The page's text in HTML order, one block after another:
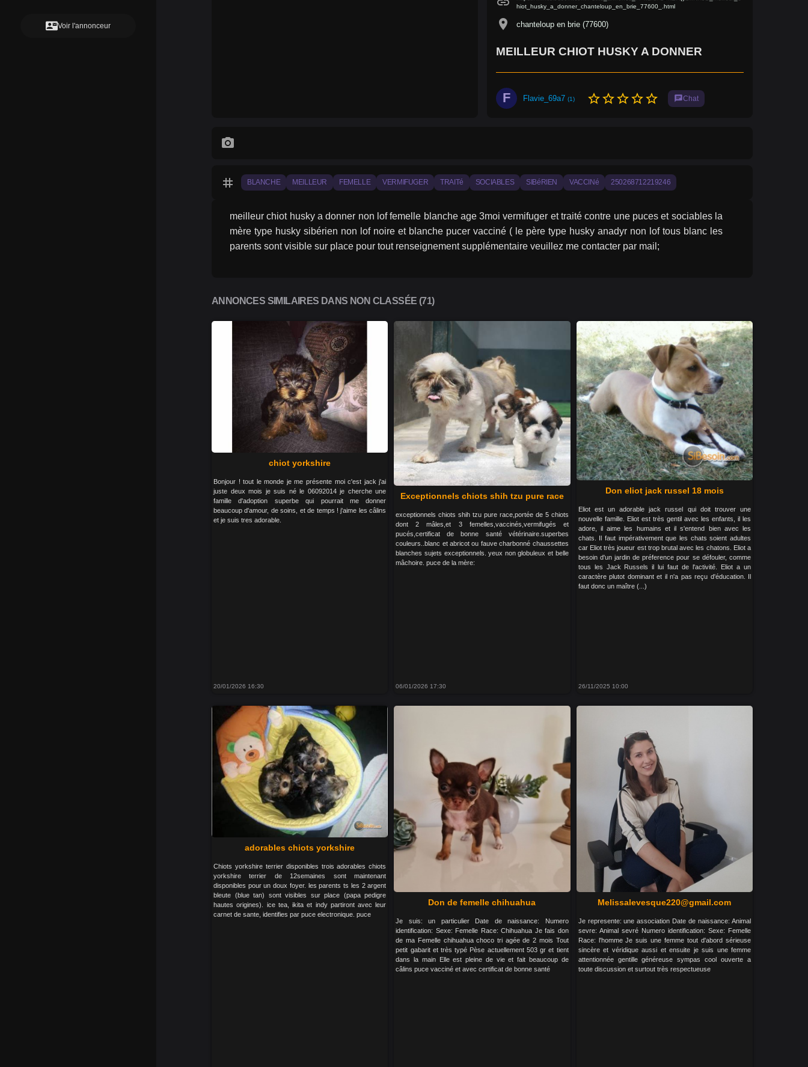
contact_mailVoir l'annonceur
hiot_husky_a_donner_chanteloup_en_brie_77600_.html
location_on chanteloup en brie (77600)
MEILLEUR CHIOT HUSKY A DONNER
F Flavie_69a7 (1) star_borderstar_borderstar_borderstar_borderstar_border chatChat
photo_camera
tag BLANCHE MEILLEUR FEMELLE VERMIFUGER TRAITé SOCIABLES SIBéRIEN VACCINé 250268712219246
meilleur chiot husky a donner non lof femelle blanche age 3moi vermifuger et traité contre une puces et sociables la
mère type husky sibérien non lof noire et blanche pucer vacciné ( le père type husky anadyr non lof tous blanc les
parents sont visible sur place pour tout renseignement supplémentaire veuillez me contacter par mail;
ANNONCES SIMILAIRES DANS NON CLASSÉE (71)
chiot yorkshire
Bonjour ! tout le monde je me présente moi c'est jack j'ai
juste deux mois je suis né le 06092014 je cherche une
famille d'adoption superbe qui pourrait me donner
beaucoup d'amour, de soins, et de temps ! j'aime les câlins
et je suis tres adorable.
20/01/2026 16:30
Exceptionnels chiots shih tzu pure race
exceptionnels chiots shih tzu pure race,portée de 5 chiots
dont 2 mâles,et 3 femelles,vaccinés,vermifugés et
pucés,certificat de bonne santé vétérinaire.superbes
couleurs..blanc et abricot ou fauve charbonné chaussettes
blanches sujets exceptionnels. yeux non globuleux et belle
mâchoire. puce de la mère:
06/01/2026 17:30
Don eliot jack russel 18 mois
Eliot est un adorable jack russel qui doit trouver une
nouvelle famille. Eliot est très gentil avec les enfants, il les
adore, il aime les humains et il s'entend bien avec les
chats. Il faut impérativement que les chats soient adultes
car Eliot très joueur est trop brutal avec les chatons. Eliot a
besoin d'un jardin de préference pour se défouler, comme
tous les Jack Russels il lui faut de l'activité. Eliot a un
caractère plutot dominant et il n'a pas reçu d'éducation. Il
faut donc un maître (...)
26/11/2025 10:00
adorables chiots yorkshire
Chiots yorkshire terrier disponibles trois adorables chiots
yorkshire terrier de 12semaines sont maintenant
disponibles pour un doux foyer. les parents ts les 2 argent
bleute (blue tan) sont visibles sur place (papa pedigre
hautes origines). ice tea, ikita et indy partiront avec leur
carnet de sante, identifies par puce electronique. puce
Don de femelle chihuahua
Je suis: un particulier Date de naissance: Numero
identification: Sexe: Femelle Race: Chihuahua Je fais don
de ma Femelle chihuahua choco tri agée de 2 mois Tout
petit gabarit et très typé Pèse actuellement 503 gr et tient
dans la main Elle est pleine de vie et fait beaucoup de
câlins puce vacciné et avec certificat de bonne santé
Melissalevesque220@gmail.com
Je represente: une association Date de naissance: Animal
sevre: Animal sevré Numero identification: Sexe: Femelle
Race: l'homme Je suis une femme tout d'abord sérieuse
sincère et véridique aussi et ensuite je suis une femme
attentionnée gentille généreuse sympas cool ouverte a
toute discussion et surtout très respectueuse